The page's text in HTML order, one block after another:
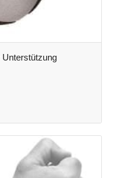
Unterstützung